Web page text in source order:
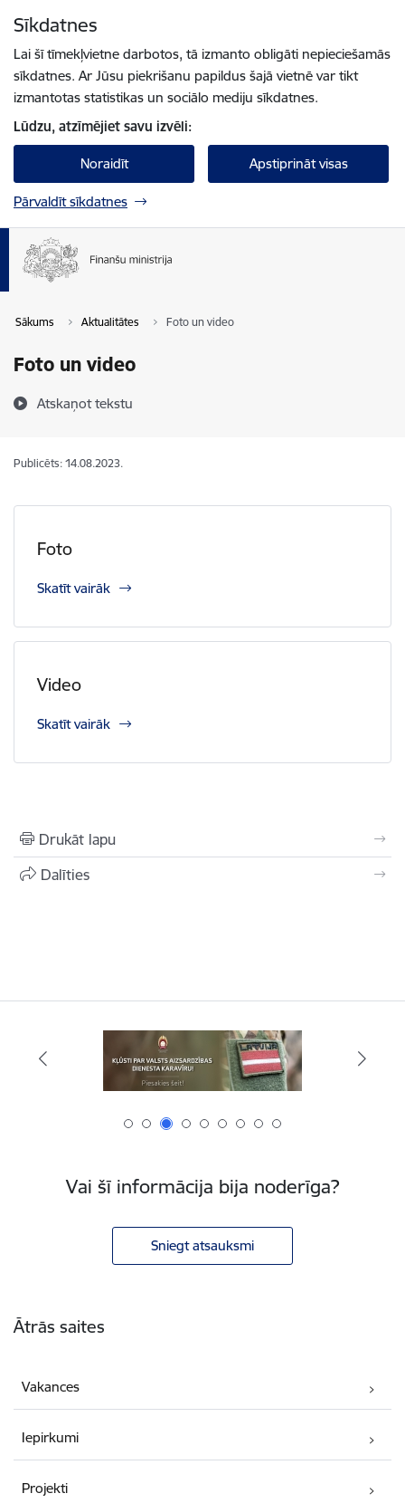
Sīkdatnes
Lai šī tīmekļvietne darbotos, tā izmanto obligāti nepieciešamās
sīkdatnes. Ar Jūsu piekrišanu papildus šajā vietnē var tikt
izmantotas statistikas un sociālo mediju sīkdatnes.
Lūdzu, atzīmējiet savu izvēli:
Noraidīt Apstiprināt visas
Pārvaldīt sīkdatnes
Sākums Aktualitātes Foto un video
Foto un video
Atskaņot tekstu
Publicēts: 14.08.2023.
Foto
Skatīt vairāk
Video
Skatīt vairāk
Drukāt lapu
Dalīties
Vai šī informācija bija noderīga?
Sniegt atsauksmi
Ātrās saites
Vakances
Iepirkumi
Projekti